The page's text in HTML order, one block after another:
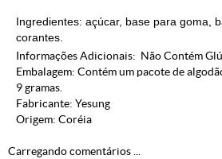
Ingredientes: açúcar, base para goma,
corantes.
Informações Adicionais: Não Contém
Embalagem: Contém um pacote de
9 gramas.
Fabricante: Yesung
Origem: Coréia
Carregando comentários ...